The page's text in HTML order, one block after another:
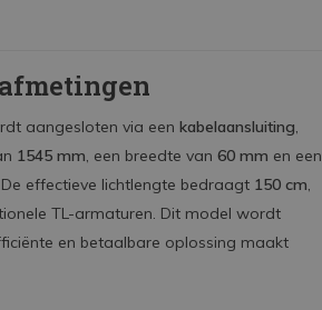
aangesloten via een kabelaansluiting,
1545 mm, een breedte van 60 mm en een
effectieve lichtlengte bedraagt 150 cm,
TL-armaturen. Dit model wordt
en betaalbare oplossing maakt